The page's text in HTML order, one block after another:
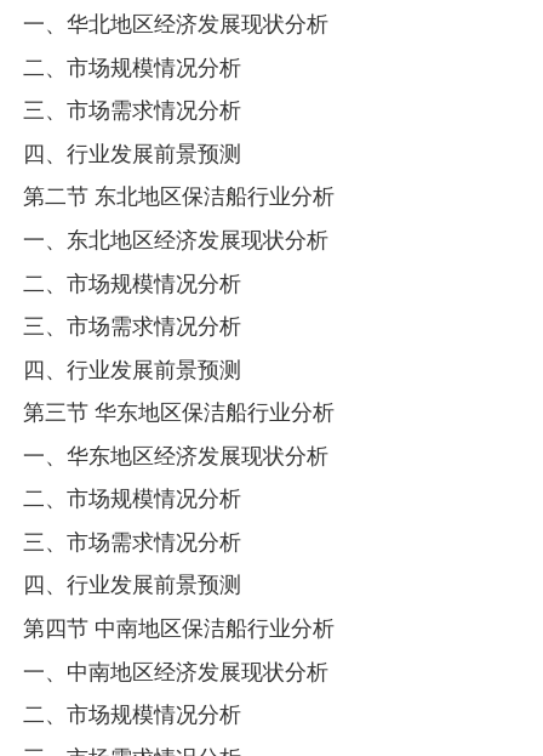
一、华北地区经济发展现状分析
二、市场规模情况分析
三、市场需求情况分析
四、行业发展前景预测
第二节 东北地区保洁船行业分析
一、东北地区经济发展现状分析
二、市场规模情况分析
三、市场需求情况分析
四、行业发展前景预测
第三节 华东地区保洁船行业分析
一、华东地区经济发展现状分析
二、市场规模情况分析
三、市场需求情况分析
四、行业发展前景预测
第四节 中南地区保洁船行业分析
一、中南地区经济发展现状分析
二、市场规模情况分析